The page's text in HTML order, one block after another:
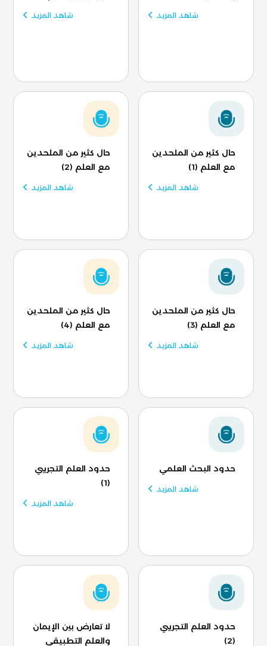
شاهد المزيد شاهد المزيد
حال كثير من الملحدين
مع العلم (1)
شاهد المزيد
حال كثير من الملحدين
مع العلم (2)
شاهد المزيد
حال كثير من الملحدين
مع العلم (3)
شاهد المزيد
حال كثير من الملحدين
مع العلم (4)
شاهد المزيد
حدود البحث العلمي
شاهد المزيد
حدود العلم التجريبي
(1)
شاهد المزيد
حدود العلم التجريبي
(2)
لا تعارض بين الإيمان
والعلم التطبيقي